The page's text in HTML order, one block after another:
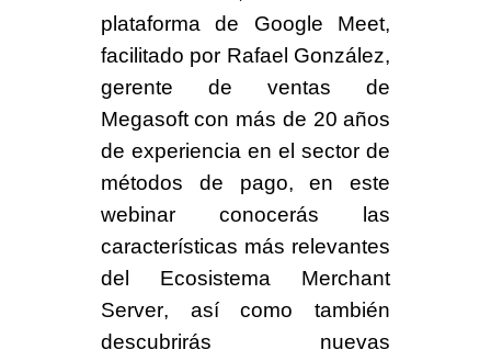
plataforma de Google Meet,
facilitado por Rafael González,
gerente de ventas de
Megasoft con más de 20 años
de experiencia en el sector de
métodos de pago, en este
webinar conocerás las
características más relevantes
del Ecosistema Merchant
Server, así como también
descubrirás nuevas